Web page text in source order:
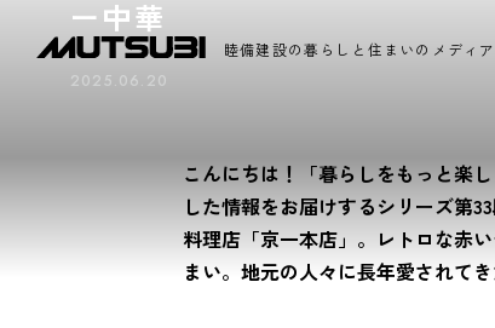
睦備建設の暮らしと住まいのメディア
ー中華
2025.06.20
こんにちは！「暮らしをもっと楽
した情報をお届けするシリーズ第
料理店「京一本店」。レトロな赤
まい。地元の人々に長年愛されて